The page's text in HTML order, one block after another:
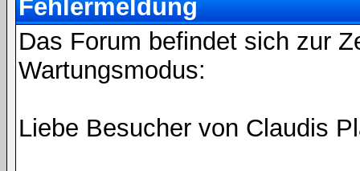
Fehlermeldung
Das Forum befindet sich zur
Wartungsmodus:
Liebe Besucher von Claudis